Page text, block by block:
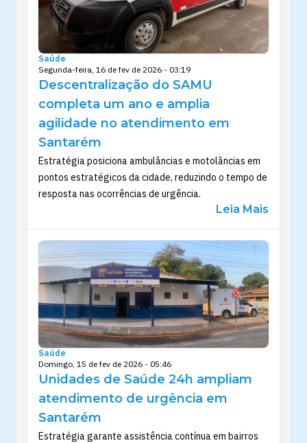
Saúde
Segunda-feira, 16 de fev de 2026 - 03:19
Descentralização do SAMU
completa um ano e amplia
agilidade no atendimento em
Santarém
Estratégia posiciona ambulâncias e motolâncias em
pontos estratégicos da cidade, reduzindo o tempo de
resposta nas ocorrências de urgência.
Leia Mais
Saúde
Domingo, 15 de fev de 2026 - 05:46
Unidades de Saúde 24h ampliam
atendimento de urgência em
Santarém
Estratégia garante assistência contínua em bairros